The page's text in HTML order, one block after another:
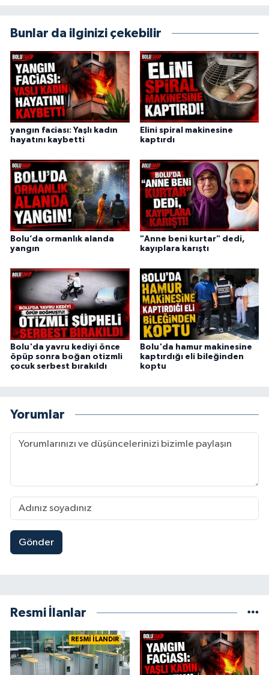
Bunlar da ilginizi çekebilir
yangın faciası: Yaşlı kadın
hayatını kaybetti
Elini spiral makinesine
kaptırdı
Bolu’da ormanlık alanda
yangın
"Anne beni kurtar" dedi,
kayıplara karıştı
Bolu'da yavru kediyi önce
öpüp sonra boğan otizmli
çocuk serbest bırakıldı
Bolu'da hamur makinesine
kaptırdığı eli bileğinden
koptu
Yorumlar
Gönder
Resmi İlanlar
RESMİ İLANDIR